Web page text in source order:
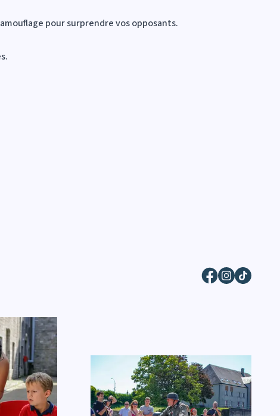
pour surprendre vos opposants.